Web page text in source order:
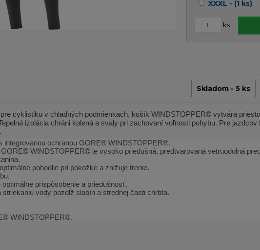
XXXL - (1 ks)
ks
Skladom - 5 ks
cyklistiku v chladných podmienkach, košík WINDSTOPPER® vytvára
izolácia chráni kolená a svaly pri zachovaní voľnosti pohybu. Pre
integrovanou ochranou GORE® WINDSTOPPER®.
WINDSTOPPER® je vysoko priedušná, predtvarovaná vetruodolná
pohodlie pri pokožke a znižuje trenie.
prispôsobenie a priedušnosť.
vody pozdĺž slabín a strednej časti chrbta.
WINDSTOPPER®.